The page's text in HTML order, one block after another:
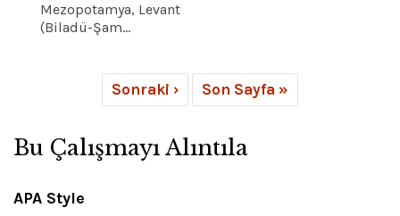
Mezopotamya, Levant
(Biladü-Şam...
Sonraki › Son Sayfa »
Bu Çalışmayı Alıntıla
APA Style